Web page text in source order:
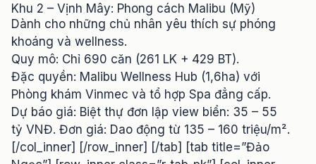
Khu 2 – Vịnh Mây: Phong cách Malibu (Mỹ)
Dành cho những chủ nhân yêu thích sự phóng
khoáng và wellness.
Quy mô: Chỉ 690 căn (261 LK + 429 BT).
Đặc quyền: Malibu Wellness Hub (1,6ha) với
Phòng khám Vinmec và tổ hợp Spa đẳng cấp.
Dự báo giá: Biệt thự đơn lập view biển: 35 – 55
tỷ VNĐ. Đơn giá: Dao động từ 135 – 160 triệu/m².
[/col_inner] [/row_inner] [/tab] [tab title=”Đảo